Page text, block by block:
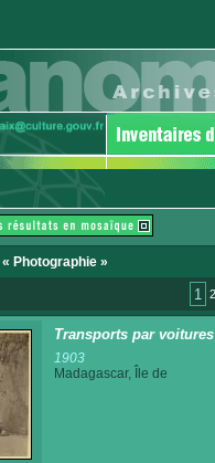
« Photographie »
1 2
Transports par
1903
Madagascar, Île de